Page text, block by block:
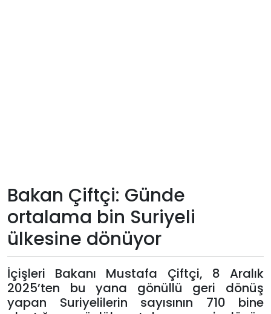
Künye
Giriş
Yap
Bakan Çiftçi: Günde
ortalama bin Suriyeli
ülkesine dönüyor
İçişleri Bakanı Mustafa Çiftçi, 8 Aralık
2025’ten bu yana gönüllü geri dönüş
yapan Suriyelilerin sayısının 710 bine